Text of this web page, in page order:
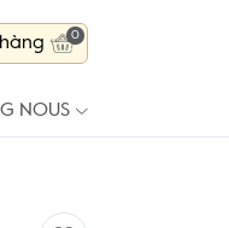
0
NOUS